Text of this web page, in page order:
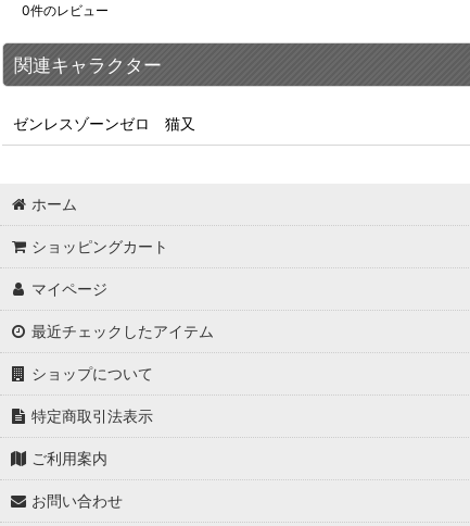
0件のレビュー
関連キャラクター
ゼンレスゾーンゼロ 猫又
ホーム
ショッピングカート
マイページ
最近チェックしたアイテム
ショップについて
特定商取引法表示
ご利用案内
お問い合わせ